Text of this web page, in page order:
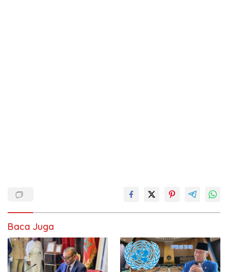
Baca Juga